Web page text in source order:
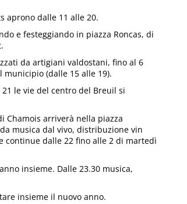
aprono dalle 11 alle 20.
e festeggiando in piazza Roncas, di
da artigiani valdostani, fino al 6
(dalle 15 alle 19).
le vie del centro del Breuil si
Chamois arriverà nella piazza
musica dal vivo, distribuzione vin
continue dalle 22 fino alle 2 di martedì
insieme. Dalle 23.30 musica,
insieme il nuovo anno.